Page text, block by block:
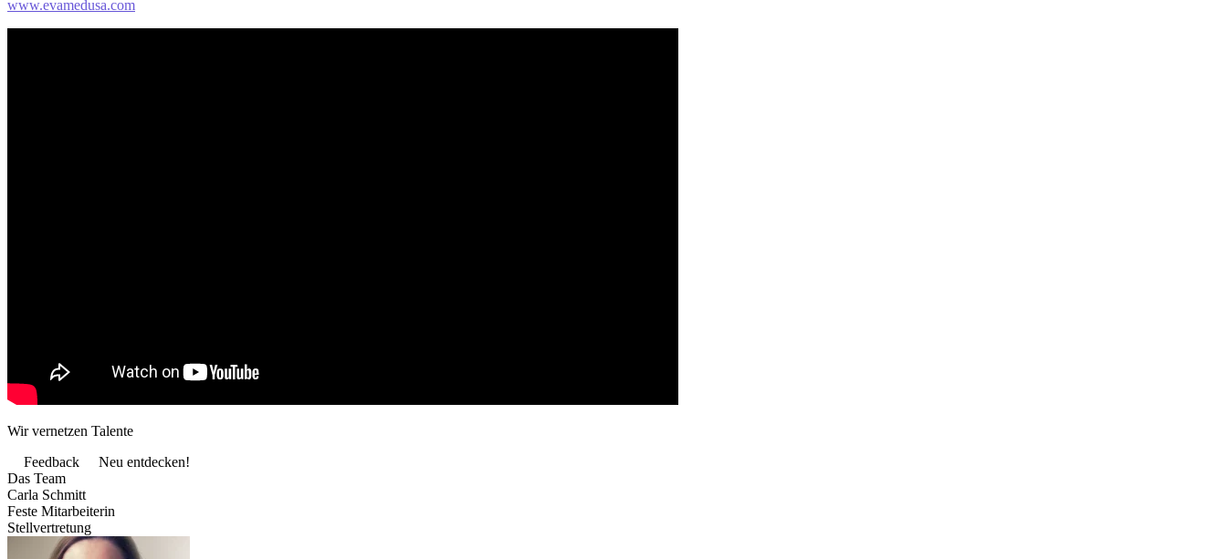
www.evamedusa.com
Wir vernetzen Talente
Feedback
Neu entdecken!
Das Team
Carla Schmitt
Feste Mitarbeiterin
Stellvertretung